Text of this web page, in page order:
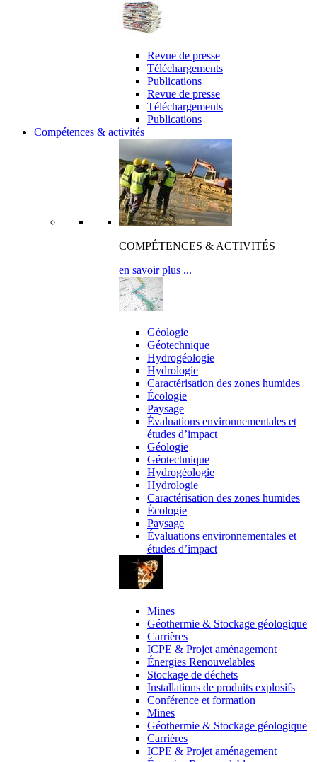
Revue de presse
Téléchargements
Publications
Revue de presse
Téléchargements
Publications
Compétences & activités
COMPÉTENCES & ACTIVITÉS
en savoir plus ...
Géologie
Géotechnique
Hydrogéologie
Hydrologie
Caractérisation des zones humides
Écologie
Paysage
Évaluations environnementales et
études d’impact
Géologie
Géotechnique
Hydrogéologie
Hydrologie
Caractérisation des zones humides
Écologie
Paysage
Évaluations environnementales et
études d’impact
Mines
Géothermie & Stockage géologique
Carrières
ICPE & Projet aménagement
Énergies Renouvelables
Stockage de déchets
Installations de produits explosifs
Conférence et formation
Mines
Géothermie & Stockage géologique
Carrières
ICPE & Projet aménagement